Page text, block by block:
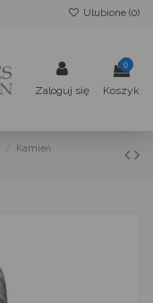
Ulubione (0)
Zaloguj się
0
Koszyk
Kamień